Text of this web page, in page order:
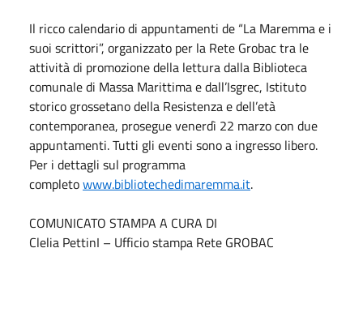
Il ricco calendario di appuntamenti de “La Maremma e i
suoi scrittori”, organizzato per la Rete Grobac tra le
attività di promozione della lettura dalla Biblioteca
comunale di Massa Marittima e dall’Isgrec, Istituto
storico grossetano della Resistenza e dell’età
contemporanea, prosegue venerdì 22 marzo con due
appuntamenti. Tutti gli eventi sono a ingresso libero.
Per i dettagli sul programma
completowww.bibliotechedimaremma.it.
COMUNICATO STAMPA A CURA DI
Clelia PettinI – Ufficio stampa Rete GROBAC